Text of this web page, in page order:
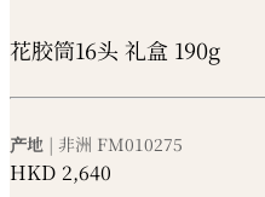
花胶筒16头 礼盒 190g
产地 | 非洲 FM010275
HKD 2,640